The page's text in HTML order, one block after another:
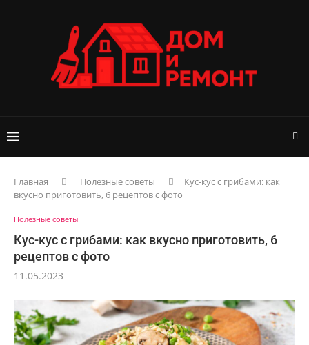
Главная Полезные советы
Кус-кус с грибами: как
вкусно приготовить, 6 рецептов с фото
Полезные советы
Кус-кус с грибами: как вкусно приготовить, 6
рецептов с фото
11.05.2023